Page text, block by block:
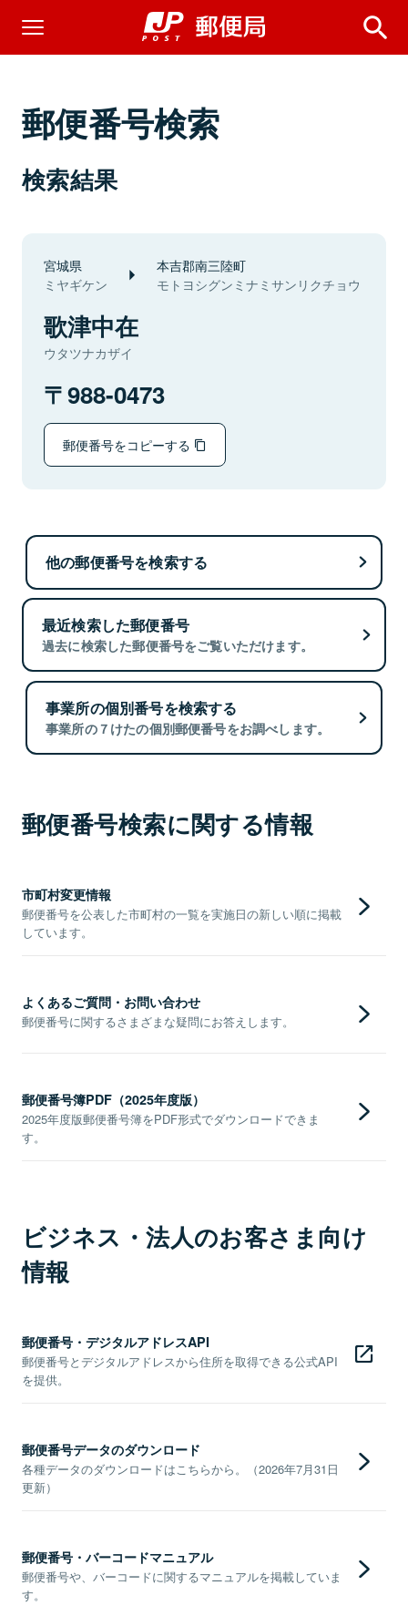
郵便番号検索
検索結果
宮城県
ミヤギケン
本吉郡南三陸町
モトヨシグンミナミサンリクチョウ
歌津中在
ウタツナカザイ
988-0473
郵便番号をコピーする
他の郵便番号を検索する
最近検索した郵便番号
過去に検索した郵便番号をご覧いただけます。
事業所の個別番号を検索する
事業所の７けたの個別郵便番号をお調べします。
郵便番号検索に関する情報
市町村変更情報
郵便番号を公表した市町村の一覧を実施日の新しい順に掲載
しています。
よくあるご質問・お問い合わせ
郵便番号に関するさまざまな疑問にお答えします。
郵便番号簿PDF（2025年度版）
2025年度版郵便番号簿をPDF形式でダウンロードできま
す。
ビジネス・法人のお客さま向け
情報
郵便番号・デジタルアドレスAPI
郵便番号とデジタルアドレスから住所を取得できる公式API
を提供。
郵便番号データのダウンロード
各種データのダウンロードはこちらから。（2026年7月31日
更新）
郵便番号・バーコードマニュアル
郵便番号や、バーコードに関するマニュアルを掲載していま
す。